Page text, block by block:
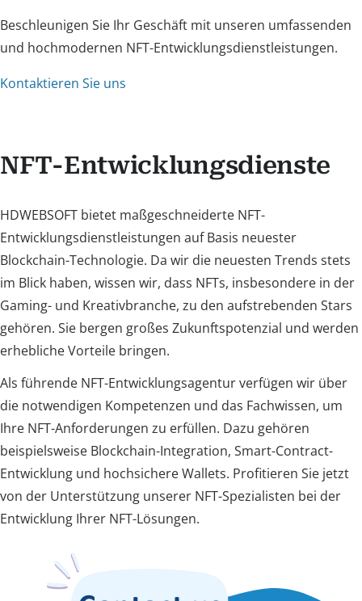
Beschleunigen Sie Ihr Geschäft mit unseren umfassenden
und hochmodernen NFT-Entwicklungsdienstleistungen.
Kontaktieren Sie uns
NFT-Entwicklungsdienste
HDWEBSOFT bietet maßgeschneiderte NFT-
Entwicklungsdienstleistungen auf Basis neuester
Blockchain-Technologie. Da wir die neuesten Trends stets
im Blick haben, wissen wir, dass NFTs, insbesondere in der
Gaming- und Kreativbranche, zu den aufstrebenden Stars
gehören. Sie bergen großes Zukunftspotenzial und werden
erhebliche Vorteile bringen.
Als führende NFT-Entwicklungsagentur verfügen wir über
die notwendigen Kompetenzen und das Fachwissen, um
Ihre NFT-Anforderungen zu erfüllen. Dazu gehören
beispielsweise Blockchain-Integration, Smart-Contract-
Entwicklung und hochsichere Wallets. Profitieren Sie jetzt
von der Unterstützung unserer NFT-Spezialisten bei der
Entwicklung Ihrer NFT-Lösungen.